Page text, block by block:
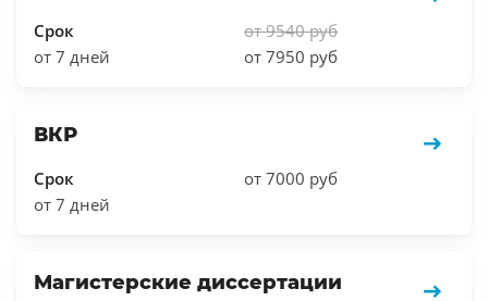
Срок
от 7 дней
от 9540 руб
от 7950 руб
ВКР
Срок
от 7 дней
от 7000 руб
Магистерские диссертации